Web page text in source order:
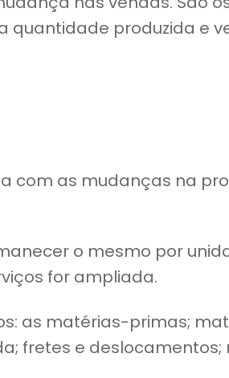
produzida e
com as mudanças na
o mesmo por
for ampliada.
as matérias-primas;
fretes e